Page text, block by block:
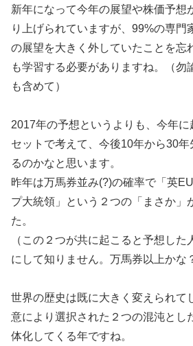
新年になって今年の展望や株価予想
り上げられていますが、99%の専門
の展望を大きく外していたことを忘
も学習する必要がありますね。（勿
も含めて）
2017年の予想というよりも、今年に
セットで考えて、今後10年から30
るのかなと思います。
昨年は万馬券並み(?)の確率で「英
プ大統領」という２つの「まさか」
た。
（この２つが共に起こると予想した
にして知りません。万馬券以上かな
世界の歴史は既に大きく変えられて
意により選択された２つの混沌とし
体化してくる年ですね。